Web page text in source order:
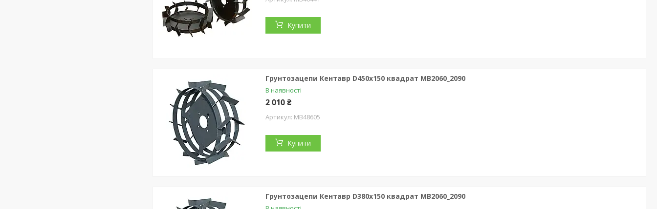
Купити
Грунтозацепи Кентавр D450x150 квадрат МВ2060_2090
В наявності
2 010 ₴
MB48605
Купити
Грунтозацепи Кентавр D380x150 квадрат МВ2060_2090